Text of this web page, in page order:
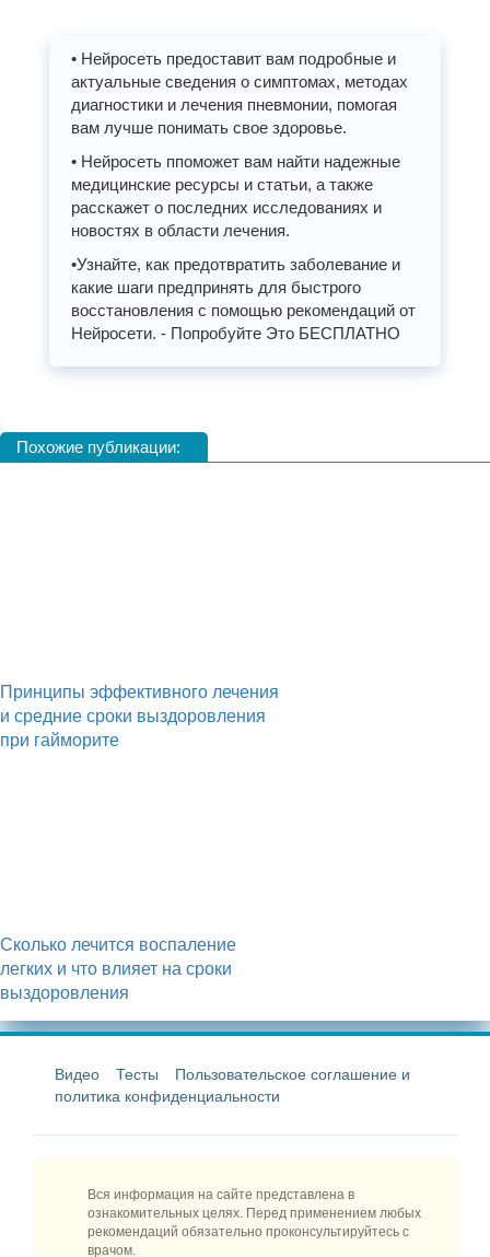
• Нейросеть предоставит вам подробные и
актуальные сведения о симптомах, методах
диагностики и лечения пневмонии, помогая
вам лучше понимать свое здоровье.
• Нейросеть ппоможет вам найти надежные
медицинские ресурсы и статьи, а также
расскажет о последних исследованиях и
новостях в области лечения.
•Узнайте, как предотвратить заболевание и
какие шаги предпринять для быстрого
восстановления с помощью рекомендаций от
Нейросети. - Попробуйте Это БЕСПЛАТНО
Похожие публикации:
Принципы эффективного лечения
и средние сроки выздоровления
при гайморите
Сколько лечится воспаление
легких и что влияет на сроки
выздоровления
Видео Тесты
Пользовательское соглашение и
политика конфиденциальности
Вся информация на сайте представлена в
ознакомительных целях. Перед применением любых
рекомендаций обязательно проконсультируйтесь с
врачом.